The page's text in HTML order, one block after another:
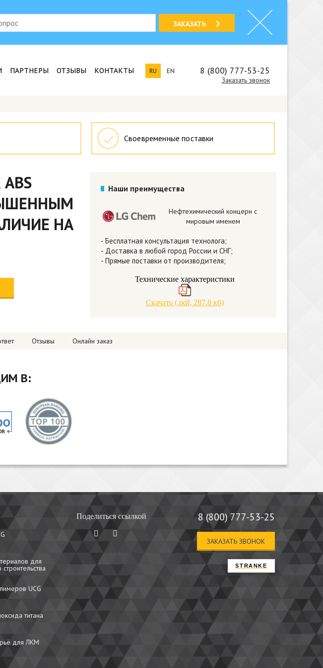
ЗАКАЗАТЬ
ПАРТНЕРЫ ОТЗЫВЫ КОНТАКТЫ RU EN 8 (800) 777-53-25
Заказать звонок
Своевременные поставки
НА
Наши преимущества
Нефтехимический концерн с
мировым именем
- Бесплатная консультация технолога;
- Доставка в любой город России и СНГ;
- Прямые поставки от производителя;
Технические характеристики
Скачать (.pdf, 287.8 кб)
Отзывы Онлайн заказ
В:
для
UCG
титана
для ЛКМ
Поделиться ссылкой 8 (800) 777-53-25
ЗАКАЗАТЬ ЗВОНОК
STRANKE